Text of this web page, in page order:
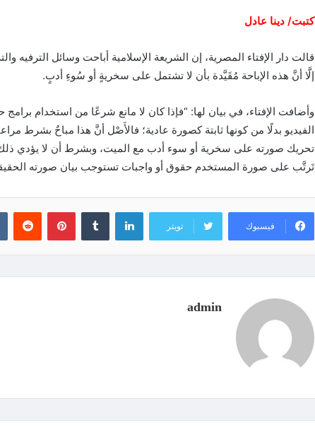
كتبت/ دينا عادل
قالت دار الإفتاء المصرية، إن الشريعة الإسلامية أباحت وسائل الترفيه
إلَّا أنَّ هذه الإباحة مُقَيَّدة بأن لا تشتمل على سخريةٍ أو سُوءِ أدبٍ.
وأضافت الإفتاء، في بيان لها: “فإذا كان لا مانع شرعًا من استخدام برامج
الفيديو بدلًا من كونها ثابتة كصورة عادية؛ فالأَصْل أنَّ هذا مباحٌ بشرط
تحريك صورته على سخرية أو سوء أدب مع الميت، وبشرط أن لا يؤدي ذلك
تَرتَّب على صورة المستخدم حقوق أو واجبات تستوجب بيان صورته
فيسبوك تويتر
لينكدإن بينتيريست
admin